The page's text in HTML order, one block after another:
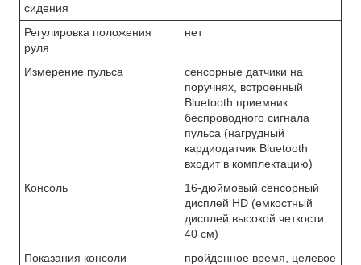
сидения
Регулировка положения
руля
нет
Измерение пульса
сенсорные датчики на
поручнях, встроенный
Bluetooth приемник
беспроводного сигнала
пульса (нагрудный
кардиодатчик Bluetooth
входит в комплектацию)
Консоль
16-дюймовый сенсорный
дисплей HD (емкостный
дисплей высокой четкости
40 см)
Показания консоли
пройденное время, целевое